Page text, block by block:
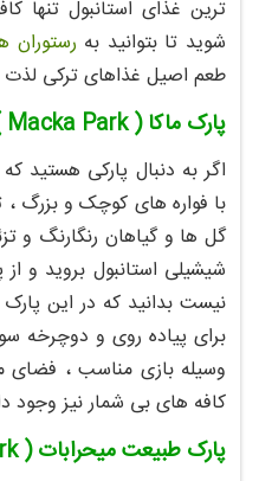
ترین غذای استانبول تنها
شوید تا بتوانید به رستوران
طعم اصیل غذاهای ترکی لذت
پارک ماکا ( Macka Park )
اگر به دنبال پارکی هستید
با فواره های کوچک و بزرگ ،
گل ها و گیاهان رنگارنگ و
شیشیلی استانبول بروید و
نیست بدانید که در این
برای پیاده روی و دوچرخه
وسیله بازی مناسب ،
کافه های بی شمار نیز وجود
پارک طبیعت میحرابات ( Mihrabat Tabiat Park )